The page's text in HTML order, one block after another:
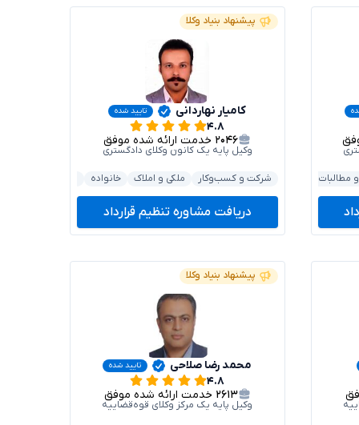
مطالبات داوری و حل اختلاف
پیشنهاد بنیاد وکلا
کامیار نهاردانی تایید شده
۴.۸
۲۰۴۶ خدمت ارائه شده موفق
وکیل پایه یک کانون وکلای دادگستری
شرکت و کسب‌وکار ملکی و املاک خانواده
دریافت مشاوره تنظیم قرارداد
پیشنهاد بنیاد وکلا
محمد رضا صلاحی تایید شده
۴.۸
۲۶۱۳ خدمت ارائه شده موفق
وکیل پایه یک مرکز وکلای قوه‌قضاییه